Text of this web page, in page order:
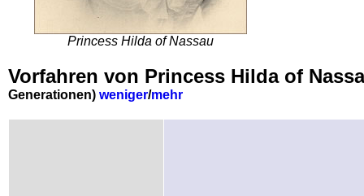
Princess Hilda of Nassau
Vorfahren von Princess Hilda of
Generationen) weniger/mehr